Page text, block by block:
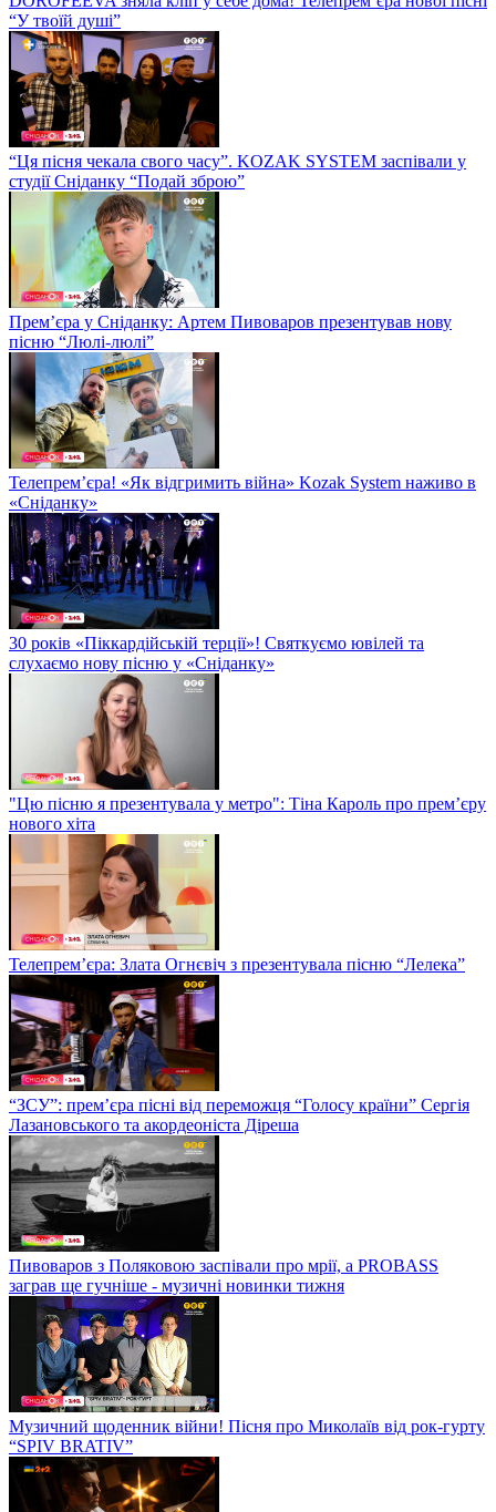
“У твоїй душі”
“Ця пісня чекала свого часу”. KOZAK SYSTEM заспівали у
студії Сніданку “Подай зброю”
Прем’єра у Сніданку: Артем Пивоваров презентував нову
пісню “Люлі-люлі”
Телепрем’єра! «Як відгримить війна» Kozak System наживо в
«Сніданку»
30 років «Піккардійській терції»! Святкуємо ювілей та
слухаємо нову пісню у «Сніданку»
"Цю пісню я презентувала у метро": Тіна Кароль про прем’єру
нового хіта
Телепрем’єра: Злата Огнєвіч з презентувала пісню “Лелека”
“ЗСУ”: прем’єра пісні від переможця “Голосу країни” Сергія
Лазановського та акордеоніста Діреша
Пивоваров з Поляковою заспівали про мрії, а PROBASS
заграв ще гучніше - музичні новинки тижня
Музичний щоденник війни! Пісня про Миколаїв від рок-гурту
“SPIV BRATIV”